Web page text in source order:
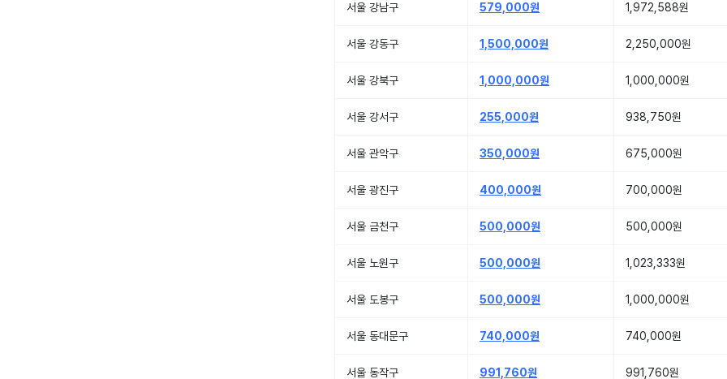
서울 강남구 579,000원 1,972,588원
서울 강동구 1,500,000원 2,250,000원
서울 강북구 1,000,000원 1,000,000원
서울 강서구 255,000원 938,750원
서울 관악구 350,000원 675,000원
서울 광진구 400,000원 700,000원
서울 금천구 500,000원 500,000원
서울 노원구 500,000원 1,023,333원
서울 도봉구 500,000원 1,000,000원
서울 동대문구 740,000원 740,000원
서울 동작구 991,760원 991,760원